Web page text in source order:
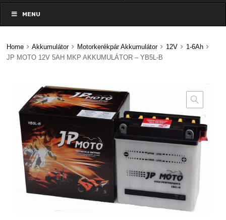
to
contentMENU
Home Akkumulátor Motorkerékpár Akkumulátor 12V
1-6Ah
JP MOTO 12V 5AH MKP AKKUMULÁTOR – YB5L-B